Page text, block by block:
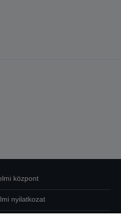
központ
nyilatkozat